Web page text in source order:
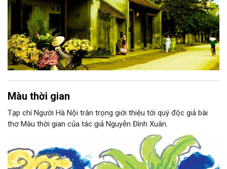
Màu thời gian
Tạp chí Người Hà Nội trân trọng giới thiệu tới quý độc giả bài
thơ Màu thời gian của tác giả Nguyễn Đình Xuân.